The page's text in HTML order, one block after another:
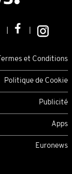
Termes et Conditions
Politique de Cookie
Publicité
Apps
Euronews